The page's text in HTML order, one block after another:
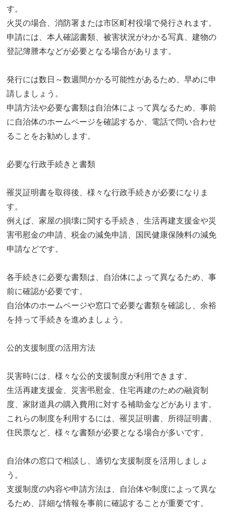
す。
火災の場合、消防署または市区町村役場で発行されます。
申請には、本人確認書類、被害状況がわかる写真、建物の
登記簿謄本などが必要となる場合があります。
発行には数日～数週間かかる可能性があるため、早めに申
請しましょう。
申請方法や必要な書類は自治体によって異なるため、事前
に自治体のホームページを確認するか、電話で問い合わせ
ることをお勧めします。
必要な行政手続きと書類
罹災証明書を取得後、様々な行政手続きが必要になりま
す。
例えば、家屋の損壊に関する手続き、生活再建支援金や災
害弔慰金の申請、税金の減免申請、国民健康保険料の減免
申請などです。
各手続きに必要な書類は、自治体によって異なるため、事
前に確認が必要です。
自治体のホームページや窓口で必要な書類を確認し、余裕
を持って手続きを進めましょう。
公的支援制度の活用方法
災害時には、様々な公的支援制度が利用できます。
生活再建支援金、災害弔慰金、住宅再建のための融資制
度、家財道具の購入費用に対する補助金などがあります。
これらの制度を利用するには、罹災証明書、所得証明書、
住民票など、様々な書類が必要となる場合が多いです。
自治体の窓口で相談し、適切な支援制度を活用しましょ
う。
支援制度の内容や申請方法は、自治体や制度によって異な
るため、詳細な情報を事前に確認することが重要です。